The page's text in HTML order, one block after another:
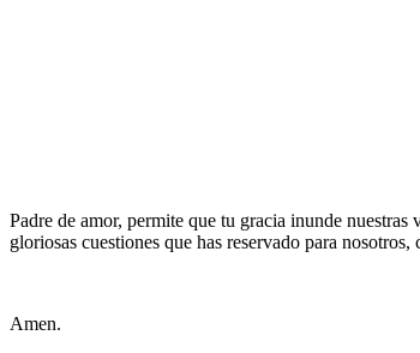
Padre de amor, permite que tu gracia inunde
gloriosas cuestiones que has reservado para
Amen.